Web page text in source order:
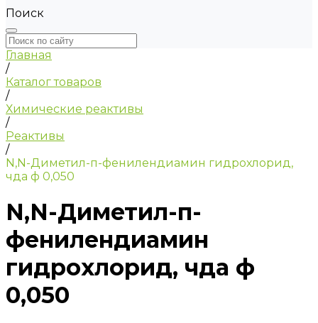
Поиск
Главная
/
Каталог товаров
/
Химические реактивы
/
Реактивы
/
N,N-Диметил-п-фенилендиамин гидрохлорид,
чда ф 0,050
N,N-Диметил-п-
фенилендиамин
гидрохлорид, чда ф
0,050